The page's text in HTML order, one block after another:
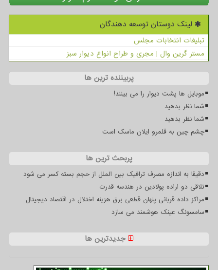
لینک دوستان توسعه دهندگان
تبلیغات انتخابات مجلس
مستر گرین وال | مجری و طراح انواع دیوار سبز
پربیننده ترین ها
موبایل ها پشت دیوار را می بینند!
شما نظر بدهید
شما نظر بدهید
چشم چین به قلمرو ایلان ماسک است
پربحث ترین ها
دقیقا به اندازه مصرف ترافیک بین الملل از حجم بسته کسر می شود
تلاقی دو اراده پولادین در هندسه قدرت
مراکز داده قربانی پنهان قطعی برق هزینه اختلال در اقتصاد دیجیتال
سامسونگ عینک هوشمند می سازد
جدیدترین ها